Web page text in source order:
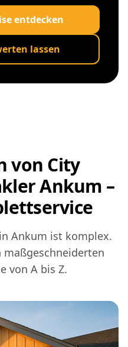
entdecken
lassen
von City
Ankum –
Ankum ist komplex.
von A bis Z.